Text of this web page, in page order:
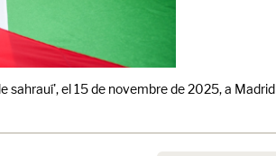
sahrauí', el 15 de novembre de 2025, a Madrid